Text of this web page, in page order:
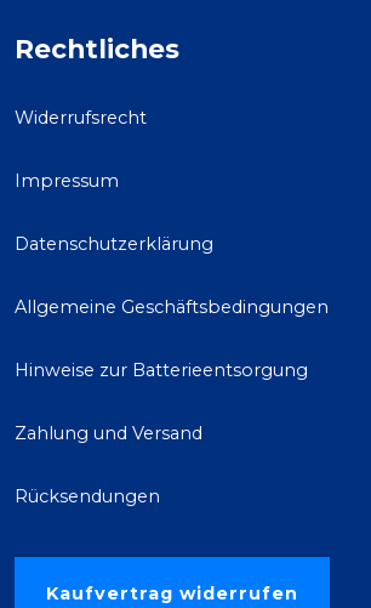
Rechtliches
Widerrufsrecht
Impressum
Datenschutzerklärung
Allgemeine Geschäftsbedingungen
Hinweise zur Batterieentsorgung
Zahlung und Versand
Rücksendungen
Kaufvertrag widerrufen